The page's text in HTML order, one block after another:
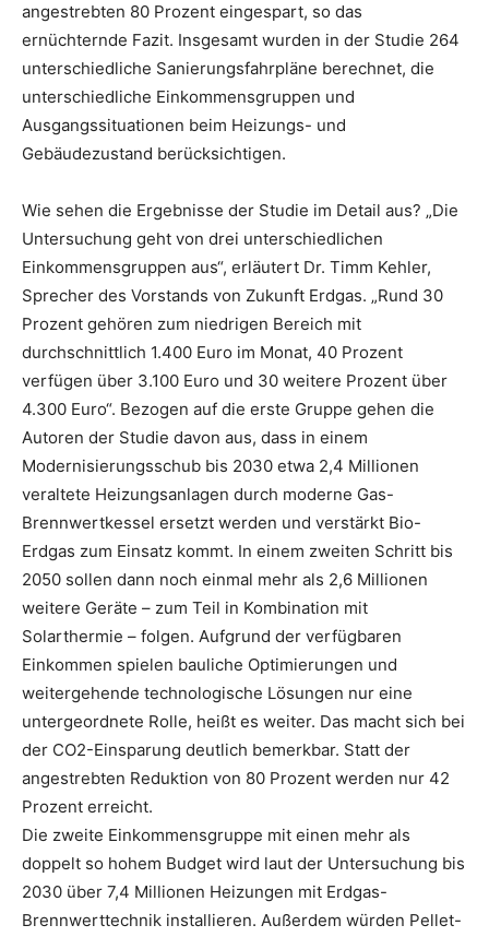
angestrebten 80 Prozent eingespart, so das
ernüchternde Fazit. Insgesamt wurden in der Studie 264
unterschiedliche Sanierungsfahrpläne berechnet, die
unterschiedliche Einkommensgruppen und
Ausgangssituationen beim Heizungs- und
Gebäudezustand berücksichtigen.
Wie sehen die Ergebnisse der Studie im Detail aus? „Die
Untersuchung geht von drei unterschiedlichen
Einkommensgruppen aus“, erläutert Dr. Timm Kehler,
Sprecher des Vorstands von Zukunft Erdgas. „Rund 30
Prozent gehören zum niedrigen Bereich mit
durchschnittlich 1.400 Euro im Monat, 40 Prozent
verfügen über 3.100 Euro und 30 weitere Prozent über
4.300 Euro“. Bezogen auf die erste Gruppe gehen die
Autoren der Studie davon aus, dass in einem
Modernisierungsschub bis 2030 etwa 2,4 Millionen
veraltete Heizungsanlagen durch moderne Gas-
Brennwertkessel ersetzt werden und verstärkt Bio-
Erdgas zum Einsatz kommt. In einem zweiten Schritt bis
2050 sollen dann noch einmal mehr als 2,6 Millionen
weitere Geräte – zum Teil in Kombination mit
Solarthermie – folgen. Aufgrund der verfügbaren
Einkommen spielen bauliche Optimierungen und
weitergehende technologische Lösungen nur eine
untergeordnete Rolle, heißt es weiter. Das macht sich bei
der CO2-Einsparung deutlich bemerkbar. Statt der
angestrebten Reduktion von 80 Prozent werden nur 42
Prozent erreicht.
Die zweite Einkommensgruppe mit einen mehr als
doppelt so hohem Budget wird laut der Untersuchung bis
2030 über 7,4 Millionen Heizungen mit Erdgas-
Brennwerttechnik installieren. Außerdem würden Pellet-